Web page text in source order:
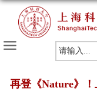
再登《Nature》